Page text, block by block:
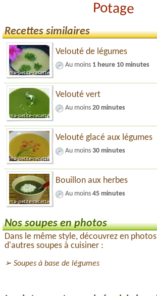
Potage
Recettes similaires
Velouté de légumes
Au moins 1 heure 10 minutes
Velouté vert
Au moins 20 minutes
Velouté glacé aux légumes
Au moins 30 minutes
Bouillon aux herbes
Au moins 45 minutes
Nos soupes en photos
Dans le même style, découvrez en photos
d'autres soupes à cuisiner :
Soupes à base de légumes